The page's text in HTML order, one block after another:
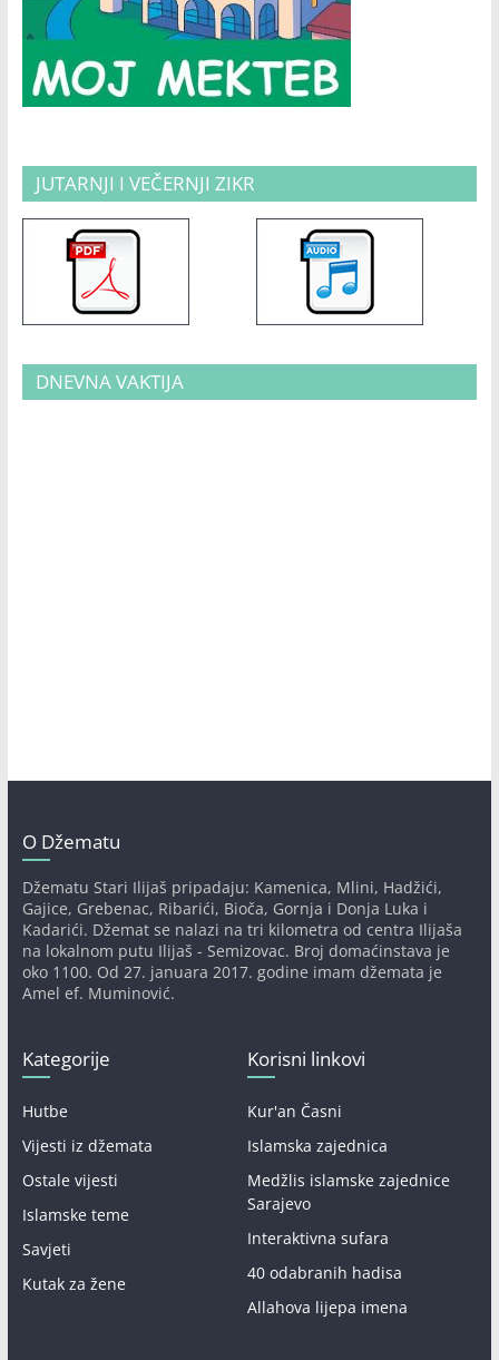
JUTARNJI I VEČERNJI ZIKR
DNEVNA VAKTIJA
O Džematu
Džematu Stari Ilijaš pripadaju: Kamenica, Mlini, Hadžići,
Gajice, Grebenac, Ribarići, Bioča, Gornja i Donja Luka i
Kadarići. Džemat se nalazi na tri kilometra od centra Ilijaša
na lokalnom putu Ilijaš - Semizovac. Broj domaćinstava je
oko 1100. Od 27. januara 2017. godine imam džemata je
Amel ef. Muminović.
Kategorije
Hutbe
Vijesti iz džemata
Ostale vijesti
Islamske teme
Savjeti
Kutak za žene
Korisni linkovi
Kur'an Časni
Islamska zajednica
Medžlis islamske zajednice
Sarajevo
Interaktivna sufara
40 odabranih hadisa
Allahova lijepa imena